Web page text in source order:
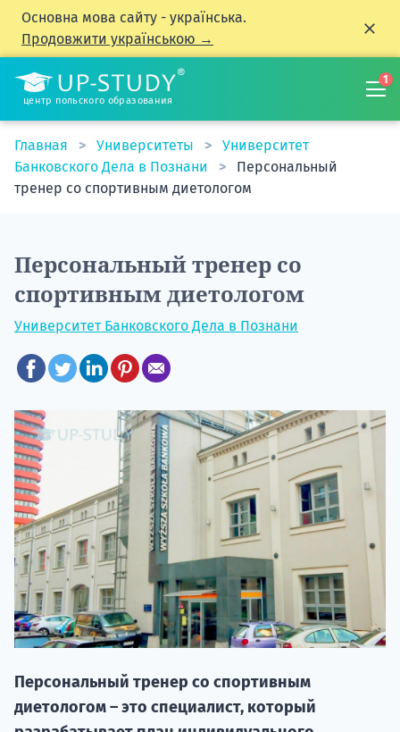
Основна мова сайту - українська.
Продовжити українською →
центр польского образования
1
Главная Университеты
Университет
Банковского Дела в Познани
Персональный
тренер со спортивным диетологом
Персональный тренер со
спортивным диетологом
Университет Банковского Дела в Познани
Персональный тренер со спортивным
диетологом – это специалист, который
НАБОР